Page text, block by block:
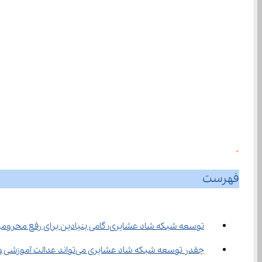
0
فهرست
توسعه شبکه شاد عشایری؛ گامی بنیادین برای رفع
چقدر توسعه شبکه شاد عشایری می‌تواند عدالت آموزشی واقعی ایجاد کند؟